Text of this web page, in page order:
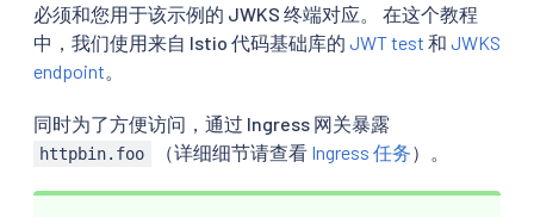
必须和您用于该示例的 JWKS 终端对应。 在这个教程
中，我们使用来自 Istio 代码基础库的 JWT test 和 JWKS
endpoint。
同时为了方便访问，通过 Ingress 网关暴露
httpbin.foo （详细细节请查看 Ingress 任务）。